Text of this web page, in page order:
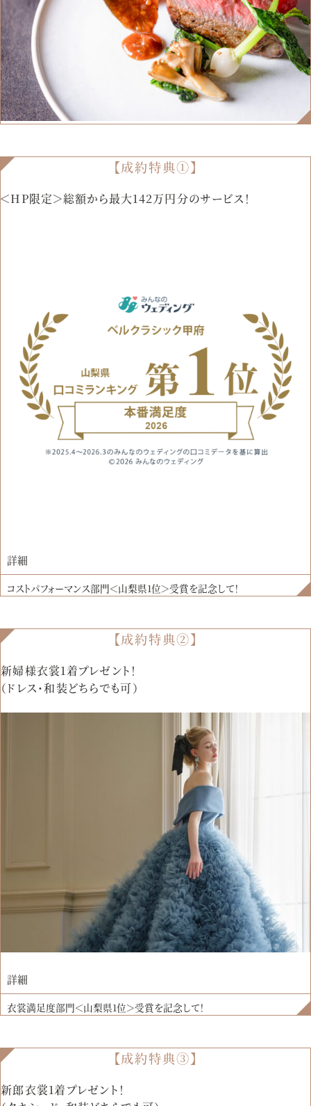
Tel. 055-254-1000
営業時間：9：00〜18：00（無休）
【成約特典①】
＜HP限定＞総額から最大142万円分のサービス！
詳細
コストパフォーマンス部門＜山梨県1位＞受賞を記念して！
【成約特典②】
新婦様衣裳1着プレゼント！
（ドレス・和装どちらでも可）
詳細
衣裳満足度部門＜山梨県1位＞受賞を記念して！
【成約特典③】
新郎衣裳1着プレゼント！